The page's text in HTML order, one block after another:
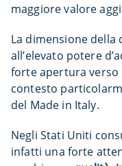
maggiore valore
La dimensione
all’elevato potere
forte apertura
contesto
del Made in Italy.
Negli Stati Uniti
infatti una forte